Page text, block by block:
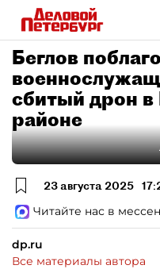
Беглов
сбитый дрон
районе
23 августа 2025
Читайте нас в
dp.ru
Все материалы автора